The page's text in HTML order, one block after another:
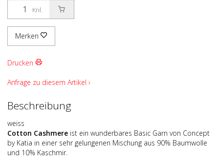
Knl.
Merken
Drucken
Anfrage zu diesem Artikel ›
Beschreibung
weiss
Cotton Cashmere ist ein wunderbares Basic Garn von Concept
by Katia in einer sehr gelungenen Mischung aus 90% Baumwolle
und 10% Kaschmir.